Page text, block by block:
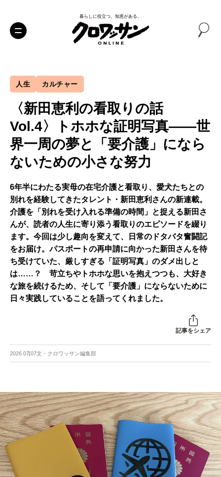
暮らしに役立つ、知恵がある。
人生 カルチャー
〈新田恵利の看取りの話
Vol.4〉トホホな証明写真——世
界一周の夢と「要介護」になら
ないための小さな努力
6年半にわたる実母の在宅介護と看取り、愛犬たちとの
別れを経験してきたタレント・新田恵利さんの新連載。
介護を「別れを受け入れる準備の時間」と捉える新田さ
んが、読者の人生に寄り添う看取りのエピソードを綴り
ます。今回は少し趣向を変えて、日常のドタバタ奮闘記
をお届け。パスポートの再申請に向かった新田さんを待
ち受けていた、厳しすぎる「証明写真」のダメ出しと
は……？ 苛立ちやトホホな思いを抱えつつも、大好き
な旅を続けるため、そして「要介護」にならないために
日々実践していることを語ってくれました。
記事をシェア
2026.07.07文・クロワッサン編集部